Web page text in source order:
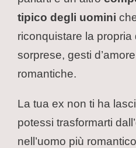
tipico degli uomini
riconquistare la
sorprese, gesti
romantiche.
La tua ex non ti ha
potessi trasformarti
nell’uomo più